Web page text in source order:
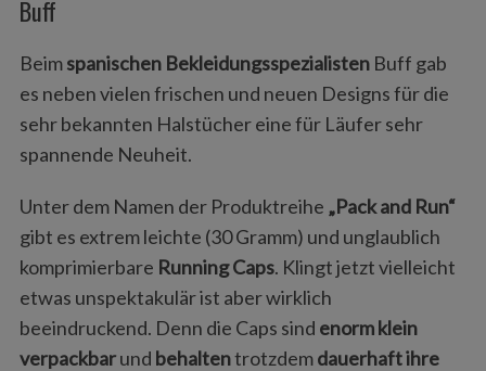
Buff
Beimspanischen BekleidungsspezialistenBuff gab
es neben vielen frischen und neuen Designs für die
sehr bekannten Halstücher eine für Läufer sehr
spannende Neuheit.
Unter dem Namen der Produktreihe „Pack and Run“
gibt es extrem leichte (30 Gramm) und unglaublich
komprimierbare Running Caps. Klingt jetzt vielleicht
etwas unspektakulär ist aber wirklich
beeindruckend. Denn die Caps sind enorm klein
verpackbarund behaltentrotzdemdauerhaft ihre